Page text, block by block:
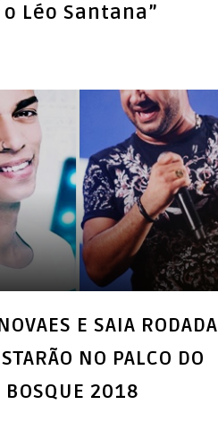
Léo Santana”
E SAIA RODADA
NO PALCO DO
BOSQUE 2018